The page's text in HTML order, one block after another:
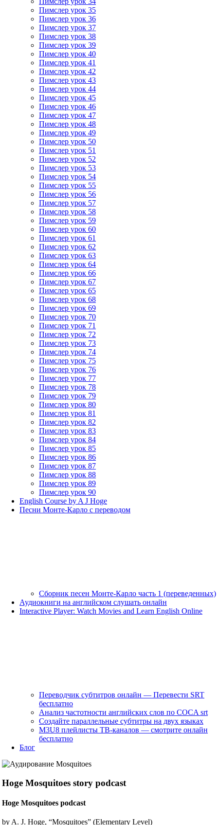
Пимслер урок 35
Пимслер урок 36
Пимслер урок 37
Пимслер урок 38
Пимслер урок 39
Пимслер урок 40
Пимслер урок 41
Пимслер урок 42
Пимслер урок 43
Пимслер урок 44
Пимслер урок 45
Пимслер урок 46
Пимслер урок 47
Пимслер урок 48
Пимслер урок 49
Пимслер урок 50
Пимслер урок 51
Пимслер урок 52
Пимслер урок 53
Пимслер урок 54
Пимслер урок 55
Пимслер урок 56
Пимслер урок 57
Пимслер урок 58
Пимслер урок 59
Пимслер урок 60
Пимслер урок 61
Пимслер урок 62
Пимслер урок 63
Пимслер урок 64
Пимслер урок 66
Пимслер урок 67
Пимслер урок 65
Пимслер урок 68
Пимслер урок 69
Пимслер урок 70
Пимслер урок 71
Пимслер урок 72
Пимслер урок 73
Пимслер урок 74
Пимслер урок 75
Пимслер урок 76
Пимслер урок 77
Пимслер урок 78
Пимслер урок 79
Пимслер урок 80
Пимслер урок 81
Пимслер урок 82
Пимслер урок 83
Пимслер урок 84
Пимслер урок 85
Пимслер урок 86
Пимслер урок 87
Пимслер урок 88
Пимслер урок 89
Пимслер урок 90
English Course by A J Hoge
Песни Монте-Карло с переводом
Сборник песен Монте-Карло часть 1 (переведенных)
Аудиокниги на английском слушать онлайн
Interactive Player: Watch Movies and Learn English Online
Переводчик субтитров онлайн — Перевести SRT
бесплатно
Анализ частотности английских слов по COCA srt
Создайте параллельные субтитры на двух языках
M3U8 плейлисты ТВ‑каналов — смотрите онлайн
бесплатно
Блог
Hoge Mosquitoes story podcast
Hoge Mosquitoes podcast
by A. J. Hoge, “Mosquitoes” (Elementary Level)